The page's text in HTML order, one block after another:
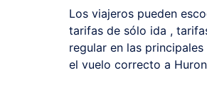
Los viajeros pueden
tarifas de sólo ida ,
regular en las
el vuelo correcto a